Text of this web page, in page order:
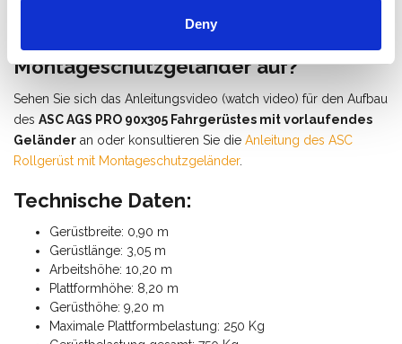
Deny
Wie baue ich ein Fahrgerüst mit
Montageschutzgeländer auf?
Sehen Sie sich das Anleitungsvideo (watch video) für den Aufbau
des ASC AGS PRO 90x305 Fahrgerüstes mit vorlaufendes
Geländer an oder konsultieren Sie die Anleitung des ASC
Rollgerüst mit Montageschutzgeländer.
Technische Daten:
Gerüstbreite: 0,90 m
Gerüstlänge: 3,05 m
Arbeitshöhe: 10,20 m
Plattformhöhe: 8,20 m
Gerüsthöhe: 9,20 m
Maximale Plattformbelastung: 250 Kg